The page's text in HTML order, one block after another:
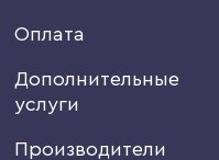
Оплата
Дополнительные
услуги
Производители